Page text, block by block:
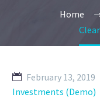
Home
February 13, 2019
Investments (Demo)